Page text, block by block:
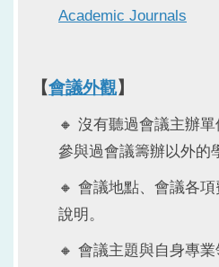
Academic Journals
【會議外觀】
🔸 沒有聽過會議主辦
參與過會議籌辦以外的
🔸 會議地點、會議各
說明。
🔸 會議主題與自身專